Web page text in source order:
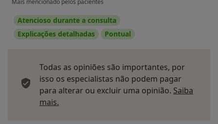
Atencioso durante a consulta
Explicações detalhadas
Pontual
Todas as opiniões são importantes, por
isso os especialistas não podem pagar
para alterar ou excluir uma opinião. Saiba
mais.